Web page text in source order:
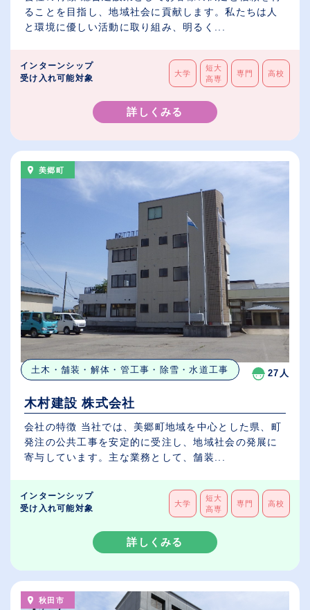
ることを目指し、地域社会に貢献します。私たちは人
と環境に優しい活動に取り組み、明るく...
インターンシップ
受け入れ可能対象
大学
短大
高専
専門 高校
詳しくみる
美郷町
土木・舗装・解体・管工事・除雪・水道工事 27人
木村建設 株式会社
会社の特徴 当社では、美郷町地域を中心とした県、町
発注の公共工事を安定的に受注し、地域社会の発展に
寄与しています。主な業務として、舗装...
インターンシップ
受け入れ可能対象
大学
短大
高専
専門 高校
詳しくみる
秋田市